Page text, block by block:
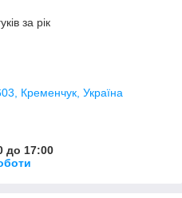
за рік
Кременчук, Україна
до 17:00